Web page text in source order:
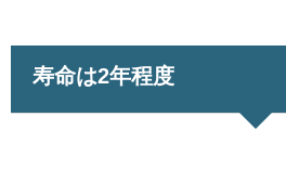
寿命は2年程度